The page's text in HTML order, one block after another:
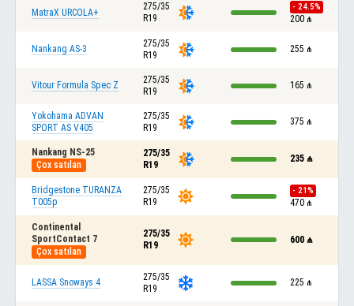
MatraX URCOLA+
275/35
R19
- 24.5%
200 ₼
Nankang AS-3
275/35
R19
255 ₼
Vitour Formula Spec Z
275/35
R19
165 ₼
Yokohama ADVAN
SPORT AS V405
275/35
R19
375 ₼
Nankang NS-25
Çox satılan
275/35
R19
235 ₼
Bridgestone TURANZA
T005p
275/35
R19
- 21%
470 ₼
Continental
SportContact 7
Çox satılan
275/35
R19
600 ₼
LASSA Snoways 4
275/35
R19
225 ₼